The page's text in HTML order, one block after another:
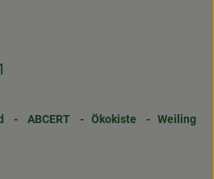
www.facebook.com/
- ABCERT - Ökokiste - Weiling